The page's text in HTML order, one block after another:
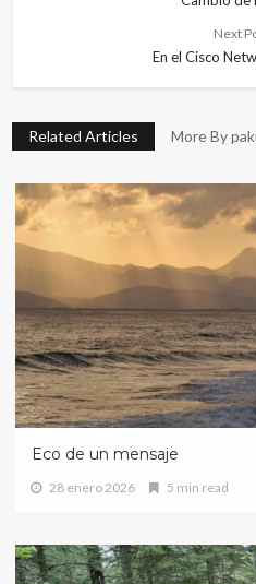
Next
En el Cisco
Related Articles More By
Eco de un mensaje
28 enero 2026 5 min read